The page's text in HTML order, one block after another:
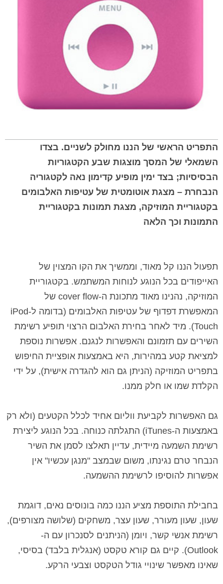
התפריט הראשי של הננו מחולק לשניים. בצדו
השמאלי של המסך מוצגות שבע הקטגוריות
הבסיסיות; בצד ימין מופיע קדימון נאה לקטגוריה
הנבחרת – מצגת אוטומטית של עטיפות האלבומים
בקטגוריית המוזיקה, מצגת תמונות בקטגוריית
התמונות וכך הלאה
תפעול הננו קל מאוד, וממשיך את הקו המצוין של
האייפודים בכל הנוגע לנוחות המשתמש. בקטגוריית
המוזיקה, נהנינו מאוד מתכונת ה-cover flow של
המאפשרת דפדוף של עטיפות האלבומים (בדומה ל-iPod
Touch). מיד לאחר בחירת האלבום הרצוי תופיע רשימת
השירים עם תזמונם והאפשרות לנגנם. אפשרות נוספת
למציאת קטע במהירות, היא באמצעות אופציית החיפוש
בתפריט המוזיקה (הניתן גם הוא להגדרה אישית), על ידי
הקלדת שמו או חלק ממנו.
גם האפשרות לקביעת ווליום אחיד לכלל הקטעים (ולא רק
באמצעות ה-iTunes) התגלתה כנוחה. בכל הנוגע ליצירת
רשימת השמעה מיידית, עדיין תאלצו לסמן את השיר
הנבחר טרם נגינתו, משום שבמצב "מנגן עכשיו" אין
אפשרות להוסיפו לרשימת ההשמעה.
בחבילת התוספת מציע הננו כמה בונוסים נאים, דוגמת
שעון, שעון מעורר, שעון עצר, משחקים (שלושה מצורפים),
רשימת אנשי קשר, ויומן (הניתנים לסנכרון עם ה-
Outlook). קיים גם קורא טקסט (אנגלית בלבד) בסיסי,
שאינו מאפשר שינויי גודל הטקסט וצבעי הרקע.